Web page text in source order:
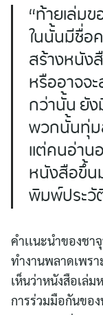
“ท้ายเล่ม
ในนั้นมีชื่อ
สร้างหนัง
หรืออาจจ
กว่านั้น ยั
พวกนั้นทุ่ม
เเต่คนอ่า
หนังสือขึ้น
พิมพ์ประวั
คำเเนะนำของชา
ทำงานพลาดเพรา
เห็นว่าหนังสือเล่ม
การร่วมมือกันขอ